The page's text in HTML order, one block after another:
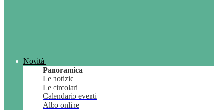
Novità
Panoramica
Le notizie
Le circolari
Calendario eventi
Albo online